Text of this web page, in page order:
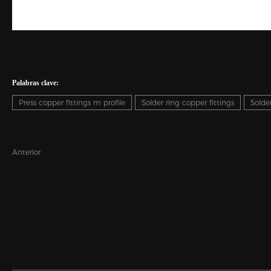
Palabras clave:
Press copper fittings m profile Solder ring copper fittings
Anterior